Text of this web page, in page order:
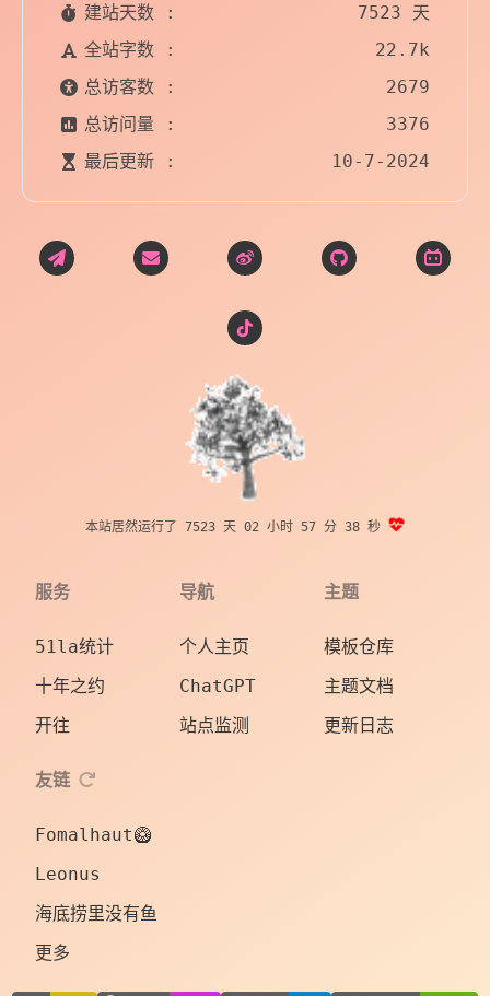
建站天数 :
7523 天
全站字数 :
22.7k
总访客数 :
2679
总访问量 :
3376
最后更新 :
10-7-2024
本站居然运行了 7523 天02 小时 57 分 39 秒
服务
51la统计
十年之约
开往
导航
个人主页
ChatGPT
站点监测
主题
模板仓库
主题文档
更新日志
友链
Fomalhaut🥝
Leonus
海底捞里没有鱼
更多